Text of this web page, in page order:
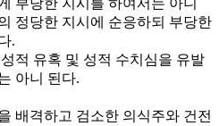
정당한 지시에 순응하되 부당한
.
적 유혹 및 성적 수치심을 유발
아니 된다.
배격하고 검소한 의식주와 건전